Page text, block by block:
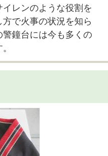
レンのような役割を
で火事の状況を知ら
鐘台には今も多くの